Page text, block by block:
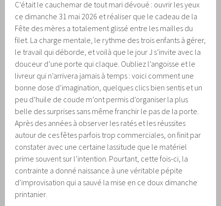
C’était le cauchemar de tout mari dévoué : ouvrir les yeux
ce dimanche 31 mai 2026 et réaliser que le cadeau de la
Fête des mères a totalement glissé entre les mailles du
filet. La charge mentale, le rythme des trois enfants à gérer,
le travail qui déborde, et voilà que le jour J s’invite avec la
douceur d’une porte qui claque. Oubliez l’angoisse et le
livreur qui n’arrivera jamais à temps : voici comment une
bonne dose d’imagination, quelques clics bien sentis et un
peu d’huile de coude m’ont permis d’organiser la plus
belle des surprises sans même franchir le pas de la porte.
Après des années à observer les ratés et les réussites
autour de ces fêtes parfois trop commerciales, on finit par
constater avec une certaine lassitude que le matériel
prime souvent sur l’intention. Pourtant, cette fois-ci, la
contrainte a donné naissance à une véritable pépite
d’improvisation qui a sauvé la mise en ce doux dimanche
printanier.